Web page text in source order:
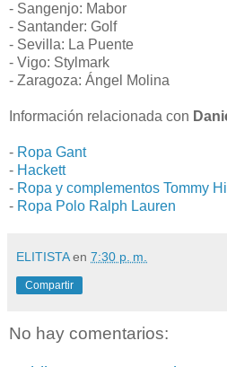
- Sangenjo: Mabor
- Santander: Golf
- Sevilla: La Puente
- Vigo: Stylmark
- Zaragoza: Ángel Molina
Información relacionada con
- Ropa Gant
- Hackett
- Ropa y complementos Tommy
- Ropa Polo Ralph Lauren
ELITISTA en 7:30 p. m.
Compartir
No hay comentarios: